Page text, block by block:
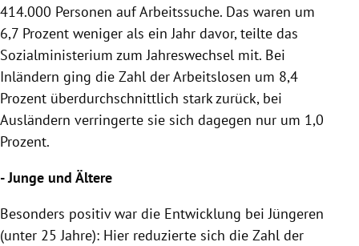
414.000 Personen auf Arbeitssuche. Das waren um
6,7 Prozent weniger als ein Jahr davor, teilte das
Sozialministerium zum Jahreswechsel mit. Bei
Inländern ging die Zahl der Arbeitslosen um 8,4
Prozent überdurchschnittlich stark zurück, bei
Ausländern verringerte sie sich dagegen nur um 1,0
Prozent.
- Junge und Ältere
Besonders positiv war die Entwicklung bei Jüngeren
(unter 25 Jahre): Hier reduzierte sich die Zahl der